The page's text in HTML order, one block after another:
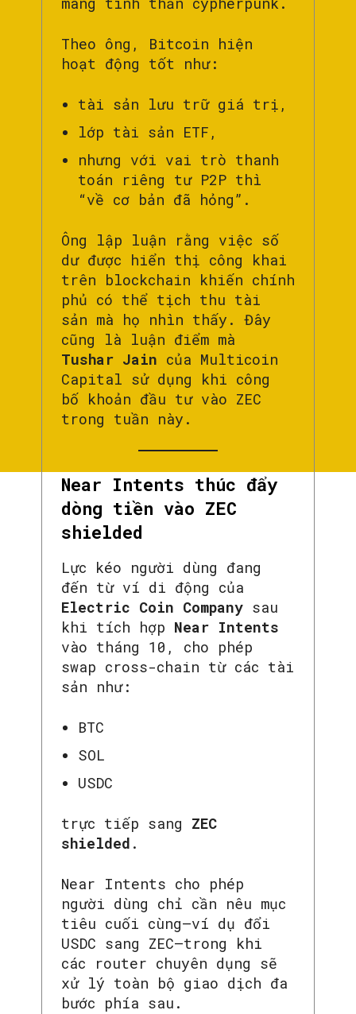
Theo ông, Bitcoin hiện
hoạt động tốt như:
tài sản lưu trữ giá trị,
lớp tài sản ETF,
nhưng với vai trò thanh
toán riêng tư P2P thì
“về cơ bản đã hỏng”.
Ông lập luận rằng việc số
dư được hiển thị công khai
trên blockchain khiến chính
phủ có thể tịch thu tài
sản mà họ nhìn thấy. Đây
cũng là luận điểm mà
Tushar Jain của Multicoin
Capital sử dụng khi công
bố khoản đầu tư vào ZEC
trong tuần này.
Near Intents thúc đẩy
dòng tiền vào ZEC
shielded
Lực kéo người dùng đang
đến từ ví di động của
Electric Coin Company sau
khi tích hợp Near Intents
vào tháng 10, cho phép
swap cross-chain từ các tài
sản như:
BTC
SOL
USDC
trực tiếp sang ZEC
shielded .
Near Intents cho phép
người dùng chỉ cần nêu mục
tiêu cuối cùng—ví dụ đổi
USDC sang ZEC—trong khi
các router chuyên dụng sẽ
xử lý toàn bộ giao dịch đa
bước phía sau.